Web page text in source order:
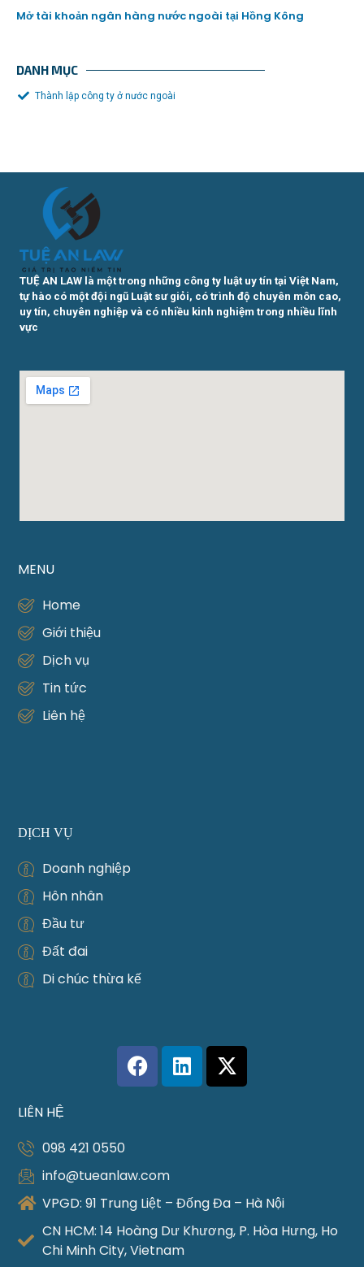
Mở tài khoản ngân hàng nước ngoài tại Hồng Kông
DANH MỤC
Thành lập công ty ở nước ngoài
TUỆ AN LAW là một trong những công ty luật uy tín tại Việt Nam,
tự hào có một đội ngũ Luật sư giỏi, có trình độ chuyên môn cao,
uy tín, chuyên nghiệp và có nhiều kinh nghiệm trong nhiều lĩnh
vực
MENU
Home
Giới thiệu
Dịch vụ
Tin tức
Liên hệ
DỊCH VỤ
Doanh nghiệp
Hôn nhân
Đầu tư
Đất đai
Di chúc thừa kế
LIÊN HỆ
098 421 0550
info@tueanlaw.com
VPGD: 91 Trung Liệt – Đống Đa – Hà Nội
CN HCM: 14 Hoàng Dư Khương, P. Hòa Hưng, Ho
Chi Minh City, Vietnam